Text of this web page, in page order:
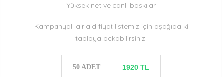
Yüksek net ve canlı baskılar
Kampanyalı airlaid fiyat listemiz için aşağıda ki
tabloya bakabilirsiniz.
50 ADET 1920 TL